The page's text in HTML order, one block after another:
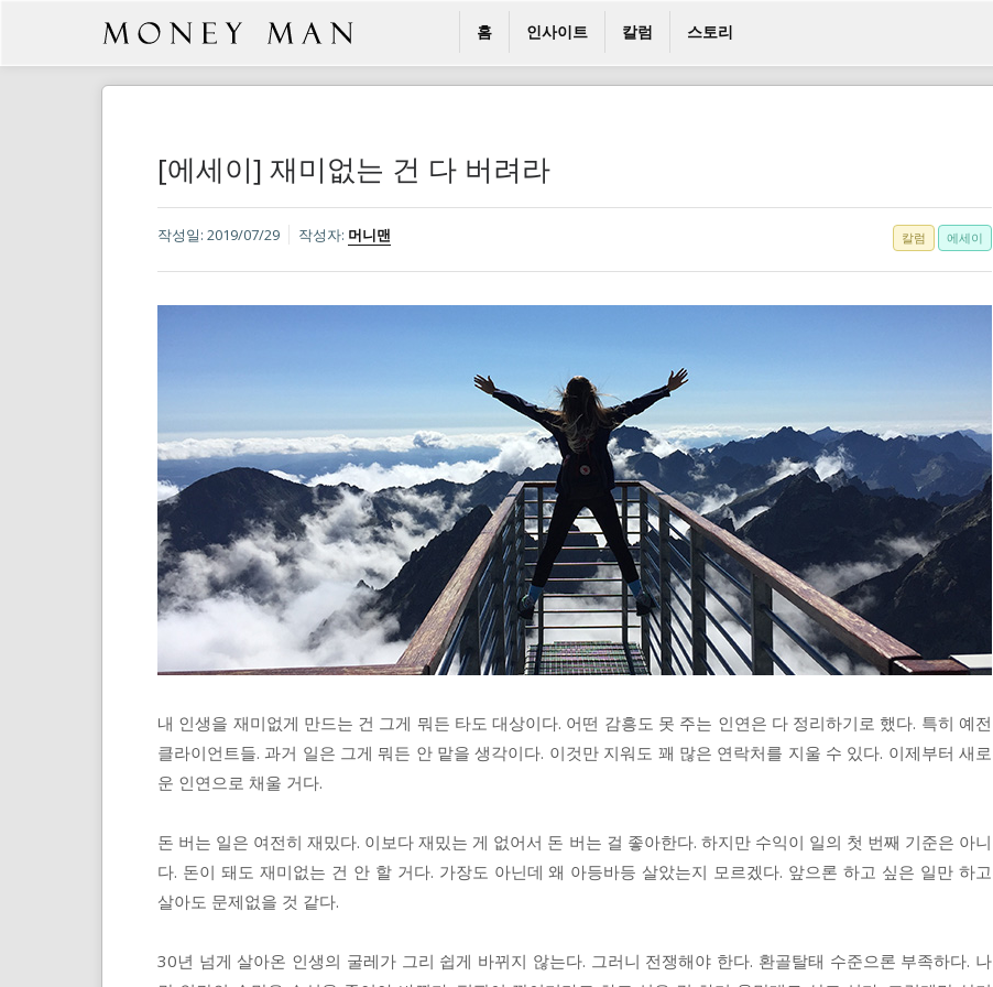
홈 인사이트 칼럼 스토리
[에세이] 재미없는 건 다 버려라
작성일: 2019/07/29 작성자: 머니맨 에세이
칼럼
내 인생을 재미없게 만드는 건 그게 뭐든 타도 대상이다. 어떤 감흥도 못 주는 인연은 다 정리하기로 했다. 특히 예전
클라이언트들. 과거 일은 그게 뭐든 안 맡을 생각이다. 이것만 지워도 꽤 많은 연락처를 지울 수 있다. 이제부터 새로
운 인연으로 채울 거다.
돈 버는 일은 여전히 재밌다. 이보다 재밌는 게 없어서 돈 버는 걸 좋아한다. 하지만 수익이 일의 첫 번째 기준은 아니
다. 돈이 돼도 재미없는 건 안 할 거다. 가장도 아닌데 왜 아등바등 살았는지 모르겠다. 앞으론 하고 싶은 일만 하고
살아도 문제없을 것 같다.
30년 넘게 살아온 인생의 굴레가 그리 쉽게 바뀌지 않는다. 그러니 전쟁해야 한다. 환골탈태 수준으론 부족하다. 나